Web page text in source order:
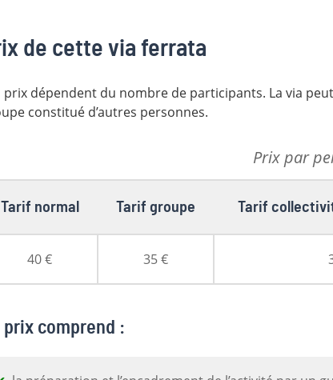
de cette via ferrata
prix dépendent du nombre de participants. La via
constitué d’autres personnes.
Prix par
Tarif normal Tarif groupe Tarif
40 € 35 €
prix comprend :